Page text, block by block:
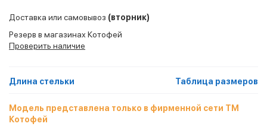
Доставка или самовывоз (вторник)
Резерв в магазинах Котофей
Проверить наличие
Длина стельки Таблица размеров
Модель представлена только в фирменной сети ТМ
Котофей